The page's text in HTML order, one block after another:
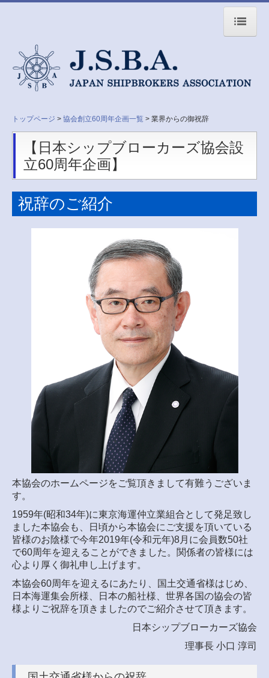
トップページ
協会について／Profile
研修会のお知らせ
協会創立60周年企画一覧
業界からの御祝辞
協会/海運界の動き(1959-2019)
2018年アンケート結果
トップページ 協会創立60周年企画一覧 業界からの御祝辞
【日本シップブローカーズ協会設
立60周年企画】
祝辞のご紹介
本協会のホームページをご覧頂きまして有難うございま
す。
1959年(昭和34年)に東京海運仲立業組合として発足致し
ました本協会も、日頃から本協会にご支援を頂いている
皆様のお陰様で今年2019年(令和元年)8月に会員数50社
で60周年を迎えることができました。関係者の皆様には
心より厚く御礼申し上げます。
本協会60周年を迎えるにあたり、国土交通省様はじめ、
日本海運集会所様、日本の船社様、世界各国の協会の皆
様よりご祝辞を頂きましたのでご紹介させて頂きます。
日本シップブローカーズ協会
理事長 小口 淳司